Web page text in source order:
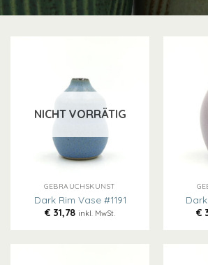
NICHT VORRÄTIG
GEBRAUCHSKUNST
Dark Rim Vase #1191
€ 31,78 inkl. MwSt.
€